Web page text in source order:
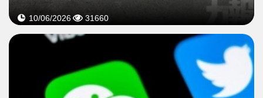
10/06/2026 31660